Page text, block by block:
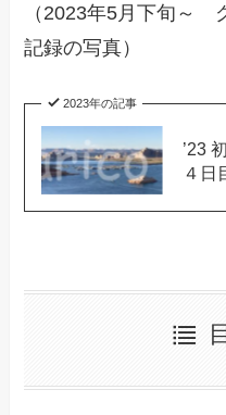
（2023年5月下旬～
記録の写真）
2023年の記事
’23
４日